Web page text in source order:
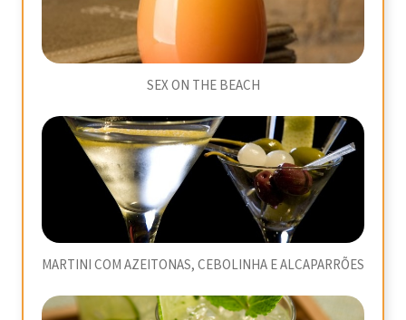
SEX ON THE BEACH
MARTINI COM AZEITONAS, CEBOLINHA E ALCAPARRÕES